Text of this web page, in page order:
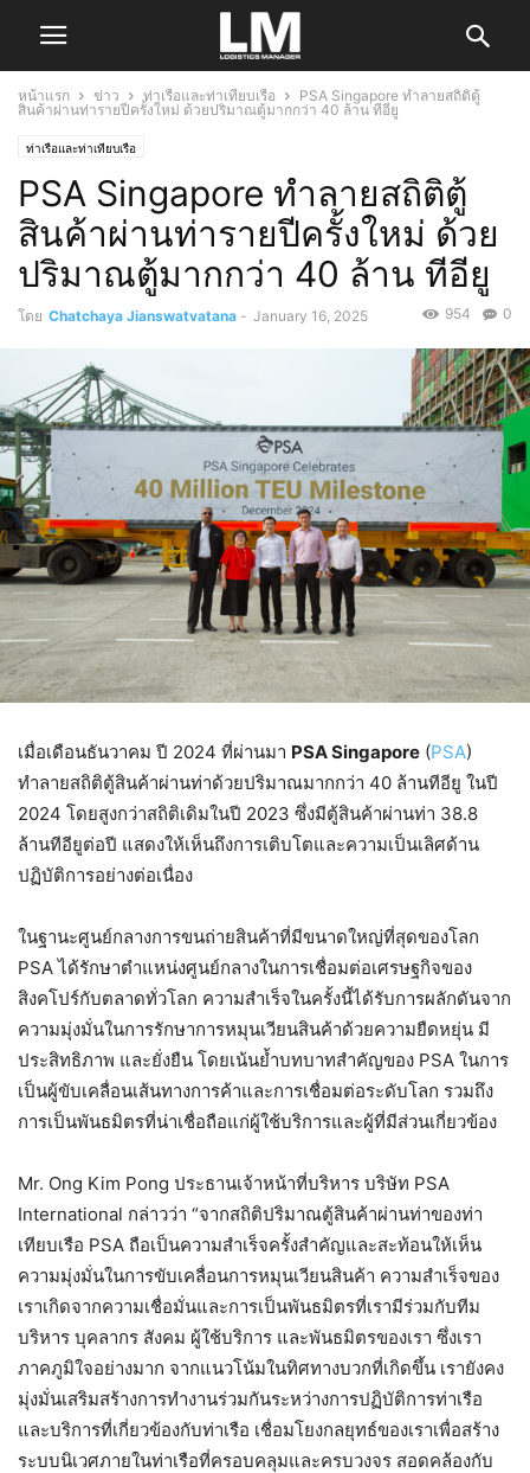
หน้าแรก ข่าว ท่าเรือและท่าเทียบเรือ
PSA Singapore ทำลายสถิติตู้
สินค้าผ่านท่ารายปีครั้งใหม่ ด้วยปริมาณตู้มากกว่า 40 ล้าน ทีอียู
ท่าเรือและท่าเทียบเรือ
PSA Singapore ทำลายสถิติตู้
สินค้าผ่านท่ารายปีครั้งใหม่ ด้วย
ปริมาณตู้มากกว่า 40 ล้าน ทีอียู
โดย Chatchaya Jianswatvatana - January 16, 2025 0
954
เมื่อเดือนธันวาคม ปี 2024 ที่ผ่านมา PSA Singapore (PSA)
ทำลายสถิติตู้สินค้าผ่านท่าด้วยปริมาณมากกว่า 40 ล้านทีอียู ในปี
2024 โดยสูงกว่าสถิติเดิมในปี 2023 ซึ่งมีตู้สินค้าผ่านท่า 38.8
ล้านทีอียูต่อปี แสดงให้เห็นถึงการเติบโตและความเป็นเลิศด้าน
ปฏิบัติการอย่างต่อเนื่อง
ในฐานะศูนย์กลางการขนถ่ายสินค้าที่มีขนาดใหญ่ที่สุดของโลก
PSA ได้รักษาตำแหน่งศูนย์กลางในการเชื่อมต่อเศรษฐกิจของ
สิงคโปร์กับตลาดทั่วโลก ความสำเร็จในครั้งนี้ได้รับการผลักดันจาก
ความมุ่งมั่นในการรักษาการหมุนเวียนสินค้าด้วยความยืดหยุ่น มี
ประสิทธิภาพ และยั่งยืน โดยเน้นย้ำบทบาทสำคัญของ PSA ในการ
เป็นผู้ขับเคลื่อนเส้นทางการค้าและการเชื่อมต่อระดับโลก รวมถึง
การเป็นพันธมิตรที่น่าเชื่อถือแก่ผู้ใช้บริการและผู้ที่มีส่วนเกี่ยวข้อง
Mr. Ong Kim Pong ประธานเจ้าหน้าที่บริหาร บริษัท PSA
International กล่าวว่า “จากสถิติปริมาณตู้สินค้าผ่านท่าของท่า
เทียบเรือ PSA ถือเป็นความสำเร็จครั้งสำคัญและสะท้อนให้เห็น
ความมุ่งมั่นในการขับเคลื่อนการหมุนเวียนสินค้า ความสำเร็จของ
เราเกิดจากความเชื่อมั่นและการเป็นพันธมิตรที่เรามีร่วมกับทีม
บริหาร บุคลากร สังคม ผู้ใช้บริการ และพันธมิตรของเรา ซึ่งเรา
ภาคภูมิใจอย่างมาก จากแนวโน้มในทิศทางบวกที่เกิดขึ้น เรายังคง
มุ่งมั่นเสริมสร้างการทำงานร่วมกันระหว่างการปฏิบัติการท่าเรือ
และบริการที่เกี่ยวข้องกับท่าเรือ เชื่อมโยงกลยุทธ์ของเราเพื่อสร้าง
ระบบนิเวศภายในท่าเรือที่ครอบคลุมและครบวงจร สอดคล้องกับ